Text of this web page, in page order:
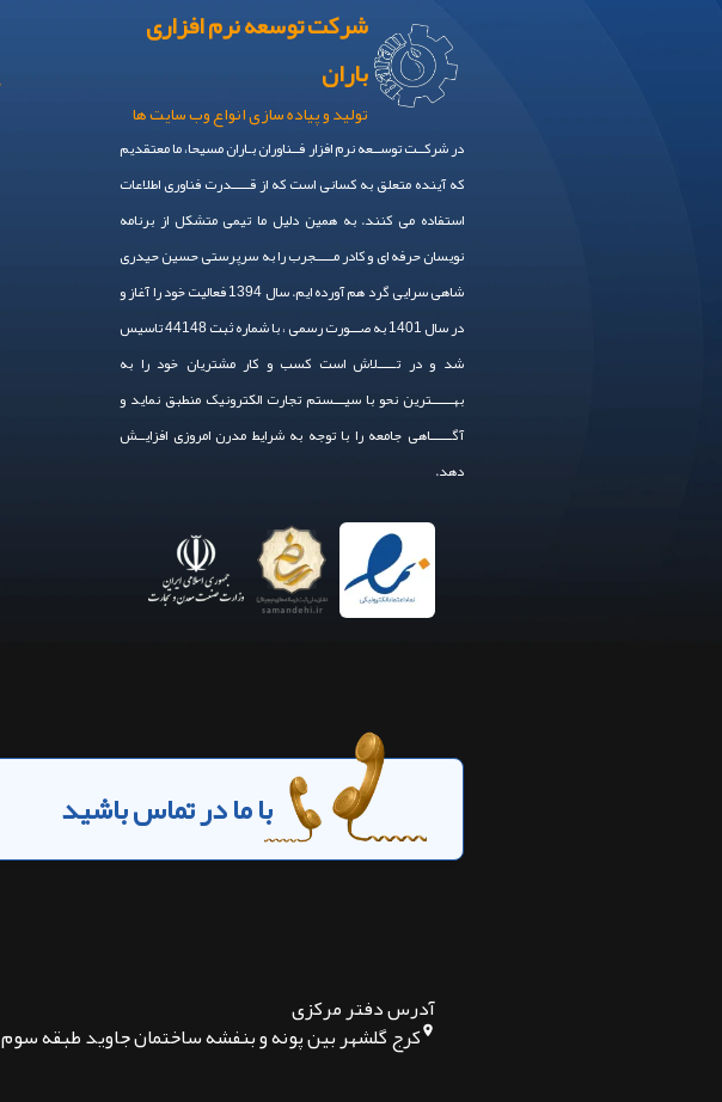
شرکت توسعه نرم افزاری
باران
تولید و پیاده سازی انواع وب سایت ها
در شرکــت توســعه نرم افزار فــناوران بـاران مسیحا، ما معتقدیم
که آینده متعلق به کسانی است که از قـــــدرت فناوری اطلاعات
استفاده می کنند. به همین دلیل ما تیمی متشکل از برنامه
نویسان حرفه ای و کادر مـــــجرب را به سرپرستی حسین حیدری
شاهی سرایی گرد هم آورده ایم. سال 1394 فعالیت خود را آغاز و
در سال 1401 به صـــورت رسمی ، با شماره ثبت 44148 تاسیس
شد و در تـــــلاش است کسب و کار مشتریان خود را به
بهــــــترین نحو با سیـــستم تجارت الکترونیک منطبق نماید و
آگــــــاهی جامعه را با توجه به شرایط مدرن امروزی افزایــش
دهد.
با ما در تماس باشید
آدرس دفتر مرکزی
کرج گلشهر بین پونه و بنفشه ساختمان جاوید طبقه سوم